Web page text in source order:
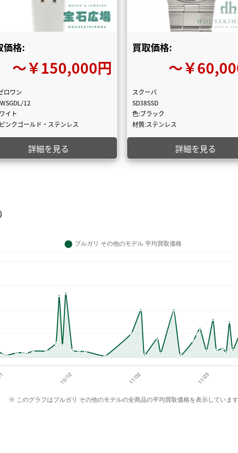
価格:
〜￥150,000円
ロワン
12
イト
ンクゴールド・ステンレス
詳細を見る
買取価格:
〜￥
スクーバ
SD38SSD
色:ブラック
材質:ステンレス
詳細を見る
※ このグラフはブルガリ その他のモデルの全商品の平均買取価格を表示しています